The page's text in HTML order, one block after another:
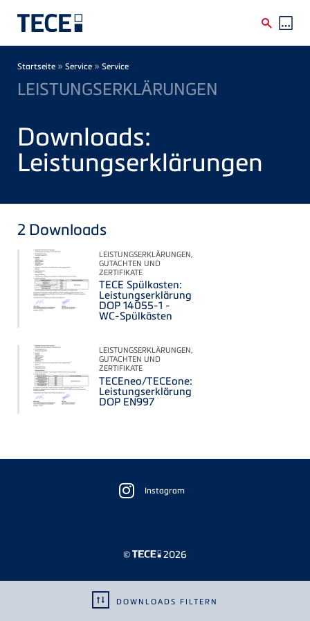
Breadcrumb
Startseite » Service » Service
LEISTUNGSERKLÄRUNGEN
Downloads:
Leistungserklärungen
DOWNLOADS FILTERN
2 Downloads
LEISTUNGSERKLÄRUNGEN,
GUTACHTEN UND
ZERTIFIKATE
TECE Spülkasten:
Leistungserklärung
DOP 14055-1 -
WC-Spülkästen
LEISTUNGSERKLÄRUNGEN,
GUTACHTEN UND
ZERTIFIKATE
TECEneo/TECEone:
Leistungserklärung
DOP EN997
Instagram
© 2026